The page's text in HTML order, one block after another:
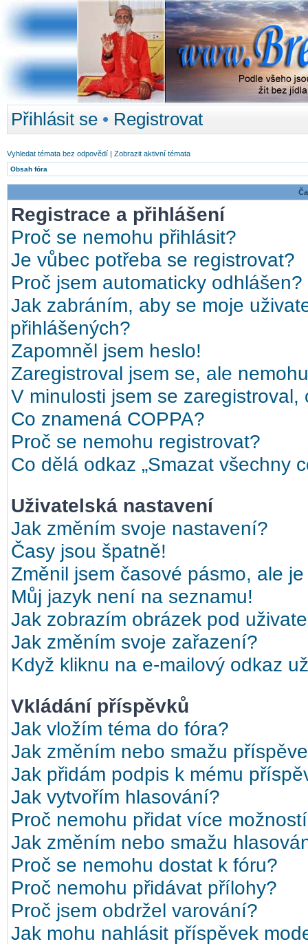
Přihlásit se • Registrovat
Vyhledat témata bez odpovědí | Zobrazit aktivní témata
Obsah fóra
Registrace a přihlášení
Proč se nemohu přihlásit?
Je vůbec potřeba se registrovat?
Proč jsem automaticky odhlášen?
Jak zabráním, aby se moje
přihlášených?
Zapomněl jsem heslo!
Zaregistroval jsem se, ale
V minulosti jsem se
Co znamená COPPA?
Proč se nemohu registrovat?
Co dělá odkaz „Smazat všechny
Uživatelská nastavení
Jak změním svoje nastavení?
Časy jsou špatně!
Změnil jsem časové pásmo, ale
Můj jazyk není na seznamu!
Jak zobrazím obrázek pod
Jak změním svoje zařazení?
Když kliknu na e-mailový odkaz
Vkládání příspěvků
Jak vložím téma do fóra?
Jak změním nebo smažu
Jak přidám podpis k mému
Jak vytvořím hlasování?
Proč nemohu přidat více
Jak změním nebo smažu
Proč se nemohu dostat k fóru?
Proč nemohu přidávat přílohy?
Proč jsem obdržel varování?
Jak mohu nahlásit příspěvek